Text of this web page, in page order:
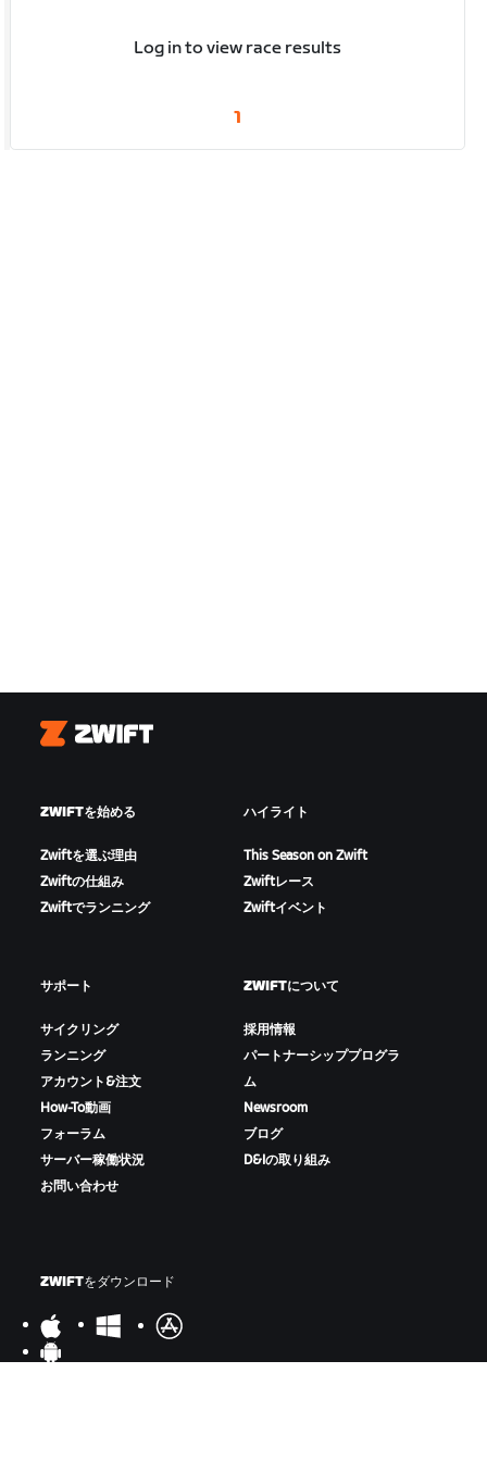
Log in to view race results
1
Zwift
ZWIFTを始める
Zwiftを選ぶ理由
Zwiftの仕組み
Zwiftでランニング
ハイライト
This Season on Zwift
Zwiftレース
Zwiftイベント
サポート
サイクリング
ランニング
アカウント&注文
How-To動画
フォーラム
サーバー稼働状況
お問い合わせ
ZWIFTについて
採用情報
パートナーシッププログラ
ム
Newsroom
ブログ
D&Iの取り組み
ZWIFTをダウンロード